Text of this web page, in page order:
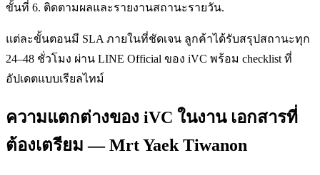
ขั้นที่ 6. ติดตามผลและรายงานสถานะรายวัน.
แต่ละขั้นตอนมี SLA ภายในที่ชัดเจน ลูกค้าได้รับสรุปสถานะทุก
24–48 ชั่วโมง ผ่าน LINE Official ของ iVC พร้อม checklist ที่
อัปเดตแบบเรียลไทม์
ความแตกต่างของ iVC ในงาน เอกสารที่
ต้องเตรียม — Mrt Yaek Tiwanon